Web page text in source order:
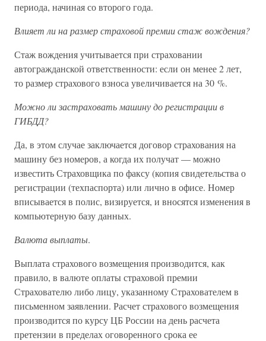
периода, начиная со второго года.
Влияет ли на размер страховой премии стаж вождения?
Стаж вождения учитывается при страховании
автогражданской ответственности: если он менее 2 лет,
то размер страхового взноса увеличивается на 30 %.
Можно ли застраховать машину до регистрации в
ГИБДД?
Да, в этом случае заключается договор страхования на
машину без номеров, а когда их получат — можно
известить Страховщика по факсу (копия свидетельства о
регистрации (техпаспорта) или лично в офисе. Номер
вписывается в полис, визируется, и вносятся изменения в
компьютерную базу данных.
Валюта выплаты.
Выплата страхового возмещения производится, как
правило, в валюте оплаты страховой премии
Страхователю либо лицу, указанному Страхователем в
письменном заявлении. Расчет страхового возмещения
производится по курсу ЦБ России на день расчета
претензии в пределах оговоренного срока ее